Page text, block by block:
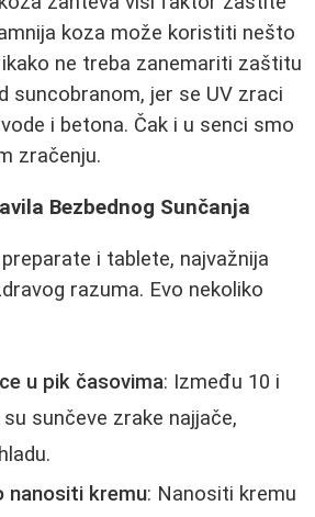
koza može koristiti nešto
ne treba zanemariti zaštitu
suncobranom, jer se UV zraci
i betona. Čak i u senci smo
zračenju.
Bezbednog Sunčanja
i tablete, najvažnija
razuma. Evo nekoliko
u pik časovima: Između 10 i
sunčeve zrake najjače,
nanositi kremu: Nanositi kremu